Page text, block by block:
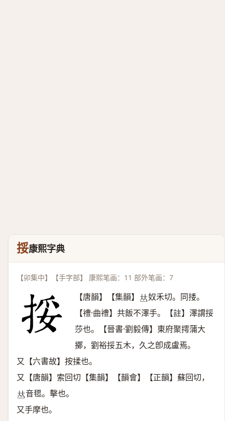
挼康熙字典
【卯集中】【手字部】 康熙笔画：11 部外笔画：7
【唐韻】【集韻】 𠀤奴禾切。同捼。
【禮·曲禮】共飯不澤手。【註】澤謂挼
莎也。【晉書·劉毅傳】東府聚摴蒲大
擲，劉裕挼五木，久之卽成盧焉。
又【六書故】按揉也。
又【唐韻】索回切【集韻】【韻會】【正韻】蘇回切，
𠀤音毸。擊也。
又手摩也。